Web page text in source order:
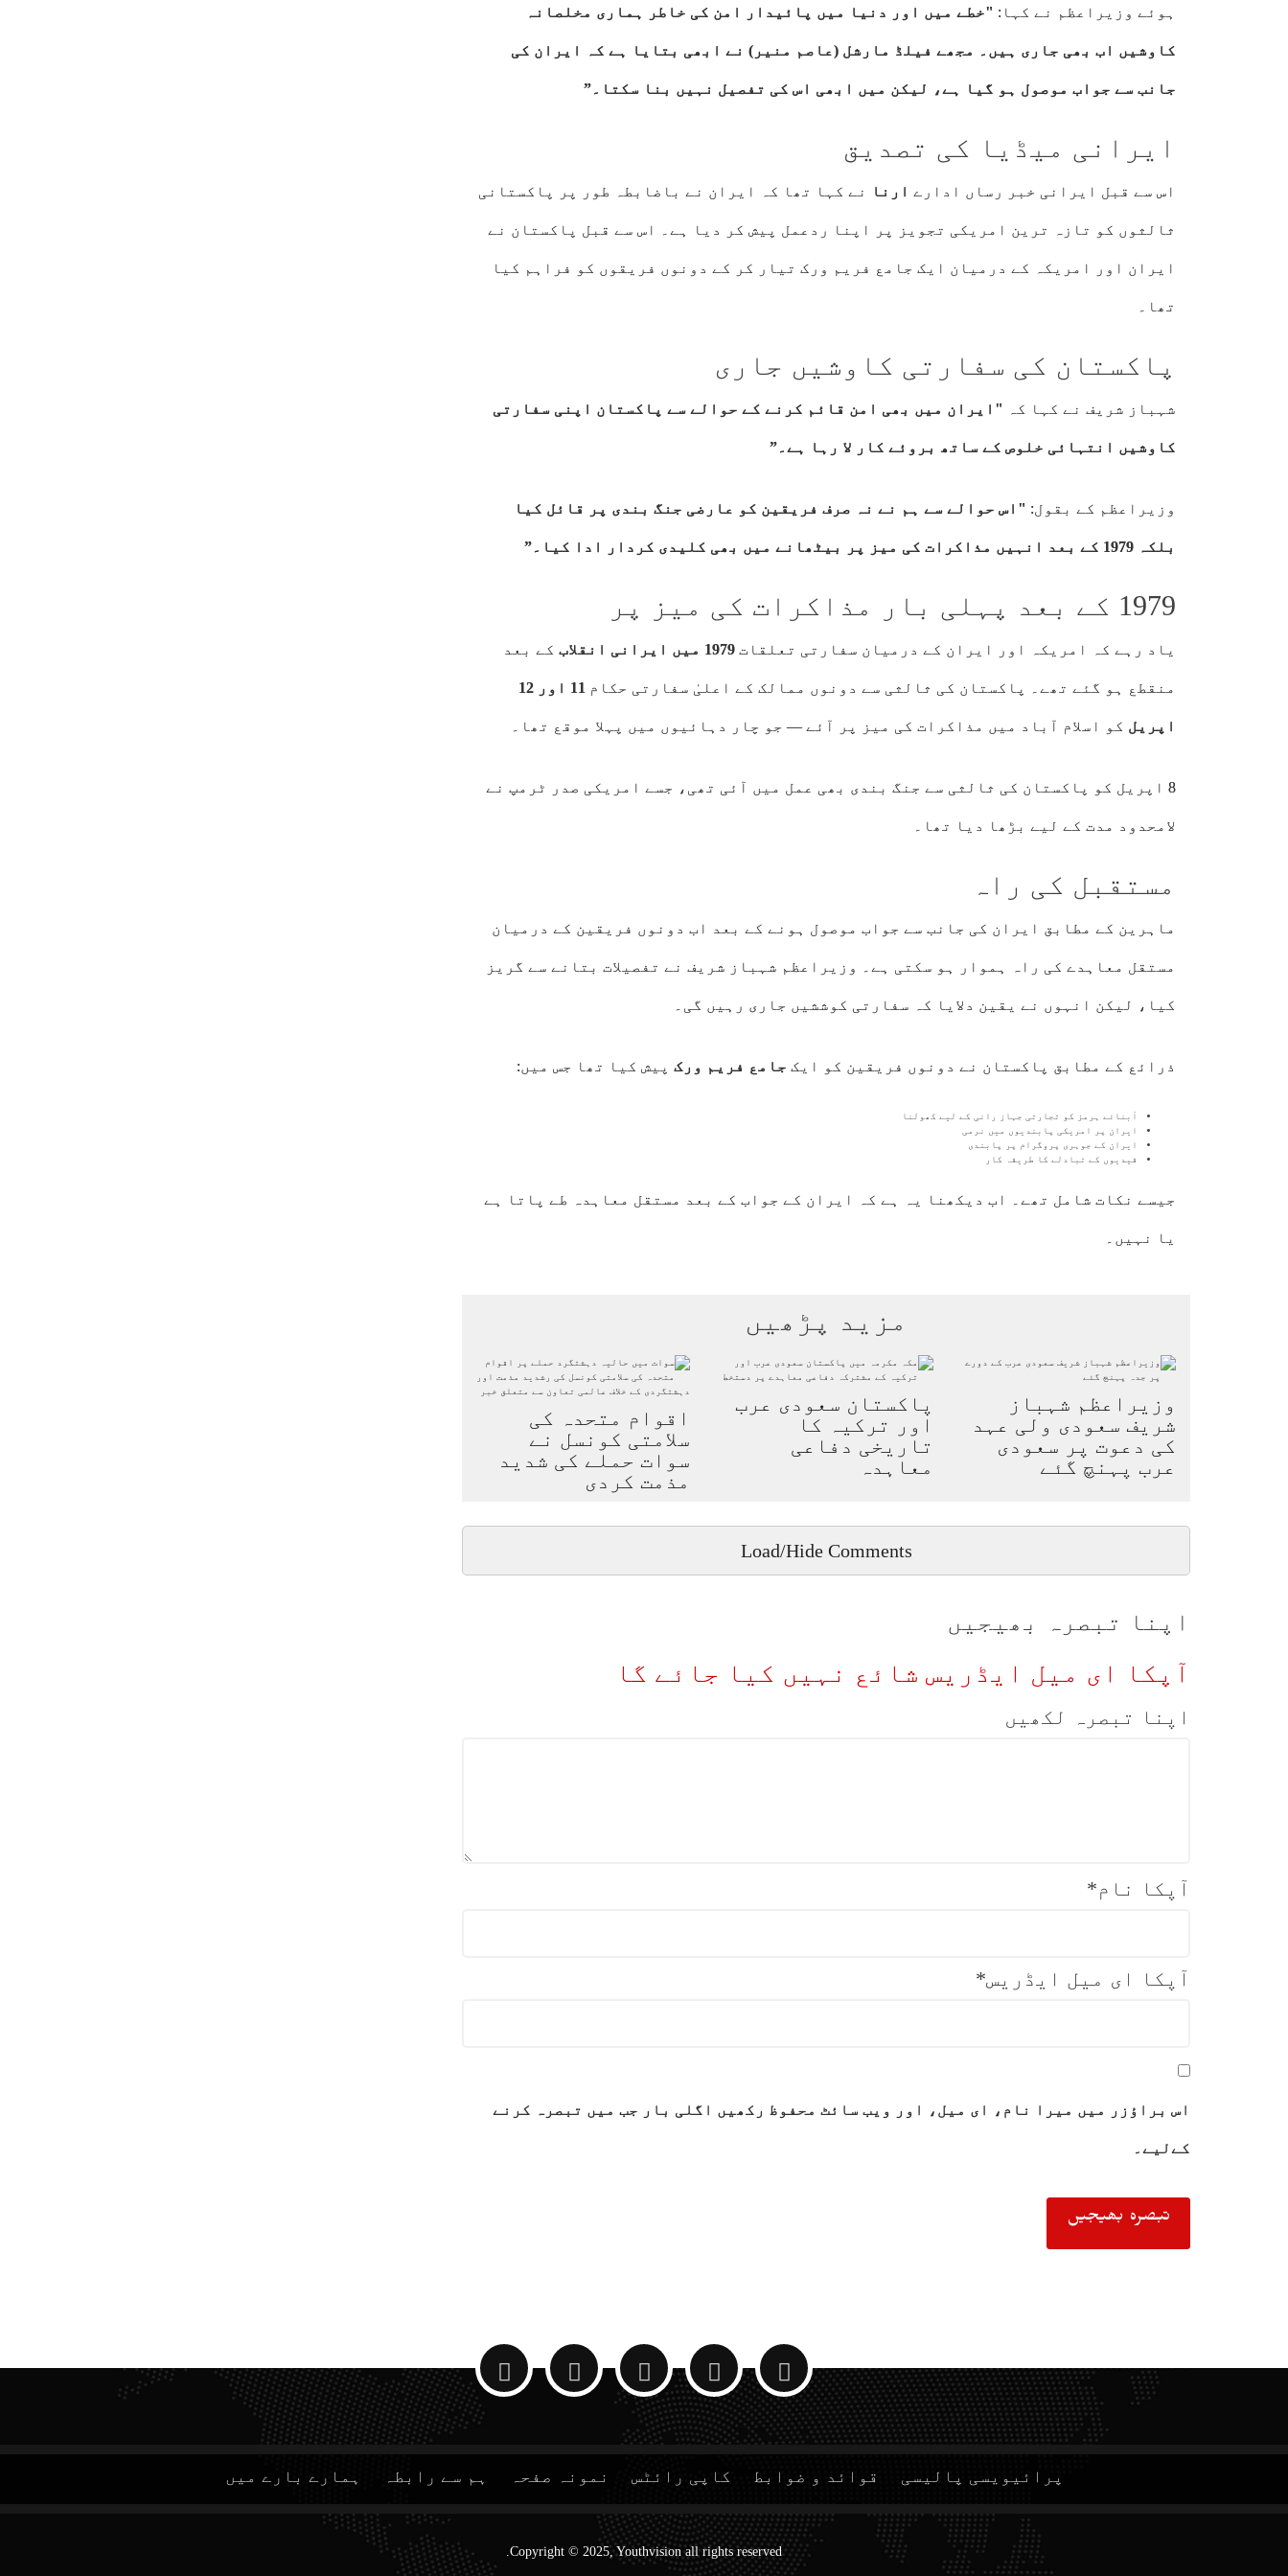
ہوئے وزیراعظم نے کہا: "خطے میں اور دنیا میں پائیدار امن کی خاطر ہماری مخلصانہ
کاوشیں اب بھی جاری ہیں۔ مجھے فیلڈ مارشل (عاصم منیر) نے ابھی بتایا ہے کہ ایران کی
جانب سے جواب موصول ہو گیا ہے، لیکن میں ابھی اس کی تفصیل نہیں بنا سکتا۔”
ایرانی میڈیا کی تصدیق
اس سے قبل ایرانی خبر رساں ادارے ارنا نے کہا تھا کہ ایران نے باضابطہ طور پر پاکستانی
ثالثوں کو تازہ ترین امریکی تجویز پر اپنا ردعمل پیش کر دیا ہے۔ اس سے قبل پاکستان نے
ایران اور امریکہ کے درمیان ایک جامع فریم ورک تیار کر کے دونوں فریقوں کو فراہم کیا
تھا۔
پاکستان کی سفارتی کاوشیں جاری
شہباز شریف نے کہا کہ "ایران میں بھی امن قائم کرنے کے حوالے سے پاکستان اپنی سفارتی
کاوشیں انتہائی خلوص کے ساتھ بروئے کار لا رہا ہے۔”
وزیراعظم کے بقول: "اس حوالے سے ہم نے نہ صرف فریقین کو عارضی جنگ بندی پر قائل کیا
بلکہ 1979 کے بعد انہیں مذاکرات کی میز پر بیٹھانے میں بھی کلیدی کردار ادا کیا۔”
1979 کے بعد پہلی بار مذاکرات کی میز پر
یاد رہے کہ امریکہ اور ایران کے درمیان سفارتی تعلقات 1979 میں ایرانی انقلاب کے بعد
منقطع ہو گئے تھے۔ پاکستان کی ثالثی سے دونوں ممالک کے اعلیٰ سفارتی حکام 11 اور 12
اپریل کو اسلام آباد میں مذاکرات کی میز پر آئے — جو چار دہائیوں میں پہلا موقع تھا۔
8 اپریل کو پاکستان کی ثالثی سے جنگ بندی بھی عمل میں آئی تھی، جسے امریکی صدر ٹرمپ نے
لامحدود مدت کے لیے بڑھا دیا تھا۔
مستقبل کی راہ
ماہرین کے مطابق ایران کی جانب سے جواب موصول ہونے کے بعد اب دونوں فریقین کے درمیان
مستقل معاہدے کی راہ ہموار ہو سکتی ہے۔ وزیراعظم شہباز شریف نے تفصیلات بتانے سے گریز
کیا، لیکن انہوں نے یقین دلایا کہ سفارتی کوششیں جاری رہیں گی۔
ذرائع کے مطابق پاکستان نے دونوں فریقین کو ایک جامع فریم ورک پیش کیا تھا جس میں:
آبنائے ہرمز کو تجارتی جہاز رانی کے لیے کھولنا
ایران پر امریکی پابندیوں میں نرمی
ایران کے جوہری پروگرام پر پابندی
قیدیوں کے تبادلے کا طریقہ کار
جیسے نکات شامل تھے۔ اب دیکھنا یہ ہے کہ ایران کے جواب کے بعد مستقل معاہدہ طے پاتا ہے
یا نہیں۔
مزید پڑھیں
اقوام متحدہ کی
سلامتی کونسل نے
سوات حملے کی شدید
مذمت کردی
پاکستان سعودی عرب
اور ترکیہ کا
تاریخی دفاعی
معاہدہ
وزیراعظم شہباز
شریف سعودی ولی عہد
کی دعوت پر سعودی
عرب پہنچ گئے
Load/Hide Comments
اپنا تبصرہ بھیجیں
آپکا ای میل ایڈریس شائع نہیں کیا جائے گا
اپنا تبصرہ لکھیں
آپکا نام*
آپکا ای میل ایڈریس*
اس براؤزر میں میرا نام، ای میل، اور ویب سائٹ محفوظ رکھیں اگلی بار جب میں تبصرہ کرنے
کےلیے۔
پرائیویسی پالیسی قوائد و ضوابط کاپی رائٹس نمونہ صفحہ ہم سے رابطہ ہمارے بارے میں
Copyright © 2025, Youthvision all rights reserved.